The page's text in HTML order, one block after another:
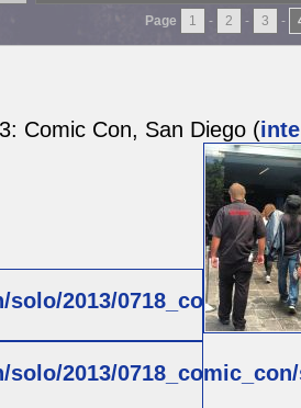
Page 1 - 2 - 3 -
Comic Con, San Diego (